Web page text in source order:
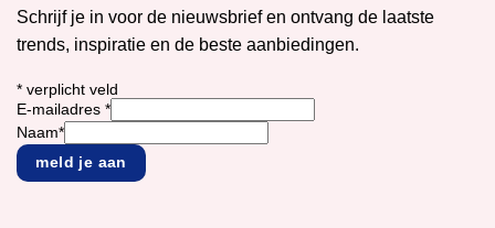
Schrijf je in voor de nieuwsbrief en ontvang de laatste
trends, inspiratie en de beste aanbiedingen.
* verplicht veld
E-mailadres *
Naam*